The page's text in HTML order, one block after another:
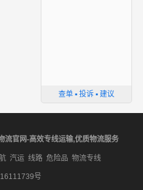
查单 ▪ 投诉 ▪ 建议
流官网-高效专线运输,优质物流服务
汽运 线路 危险品 物流专线
16111739号